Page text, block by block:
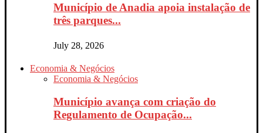
Município de Anadia apoia instalação de
três parques...
July 28, 2026
Economia & Negócios
Economia & Negócios
Município avança com criação do
Regulamento de Ocupação...